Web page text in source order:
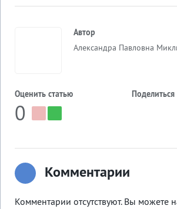
Автор
Александра Павловна
Оценить статью
0
Поделиться
Комментарии
Комментарии отсутствуют. Вы можете